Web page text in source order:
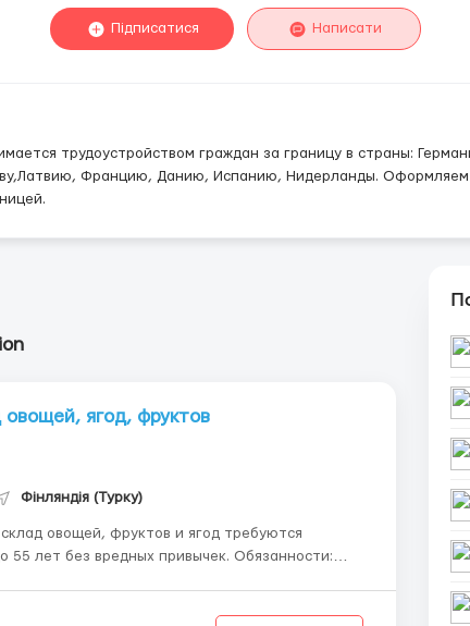
Підписатися Написати
трудоустройством граждан за границу в страны:
Францию, Данию, Испанию, Нидерланды. Оформляем
овощей, ягод, фруктов
Фінляндія (Турку)
без вредных привычек. Обязанности: